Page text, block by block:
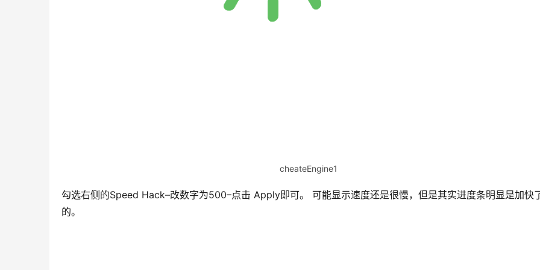
cheateEngine1
勾选右侧的Speed Hack–改数字为500–点击 Apply即可。 可能显示速度还是很慢，但是其实进度条明显是加快
的。